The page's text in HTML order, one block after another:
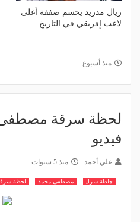
ريال مدريد يحسم صفقة أغلى
لاعب إفريقي في التاريخ
منذ أسبوع
لحظة سرقة مصطفى
فيديو
علي أحمد منذ 5 سنوات
جلطة سراي مصطفى محمد لحظة